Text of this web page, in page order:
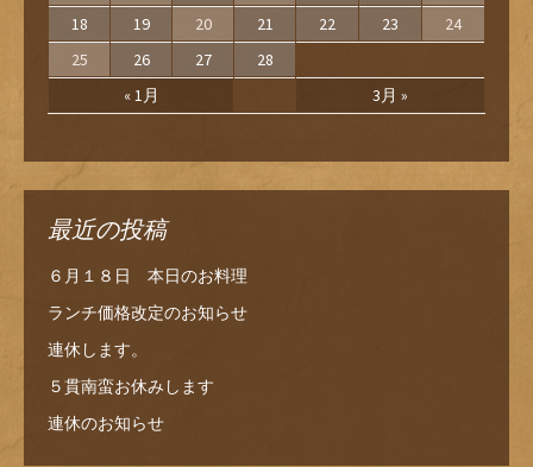
« 1月 3月 »
18
19 20 21 22 23
24
25
26 27 28
最近の投稿
６月１８日 本日のお料理
ランチ価格改定のお知らせ
連休します。
５貫南蛮お休みします
連休のお知らせ